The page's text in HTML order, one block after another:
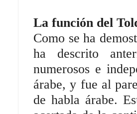
La función del
Como se ha
ha descrito
numerosos e
árabe, y fue al
de habla árabe.